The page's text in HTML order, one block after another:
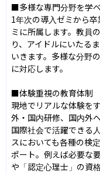
■多様な専門分野を学
1年次の導入ゼミから
ミに所属します。教員
り、アイドルにいたる
いきます。多様な分野
に対応します。
■体験重視の教育体制
現地でリアルな体験を
外・国内研修、国内外
国際社会で活躍できる
スにおいても各種の検
ポート。例えば必要な
や「認定心理士」の資